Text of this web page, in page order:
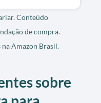
Conteúdo
de compra.
Amazon Brasil.
sobre